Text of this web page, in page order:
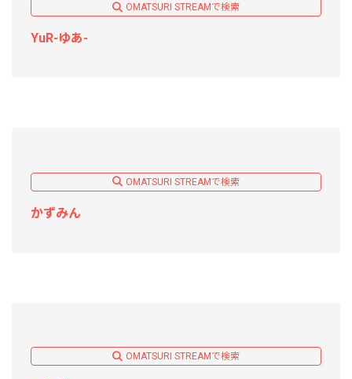
OMATSURI STREAMで検索
YuR-ゆあ-
OMATSURI STREAMで検索
かずみん
OMATSURI STREAMで検索